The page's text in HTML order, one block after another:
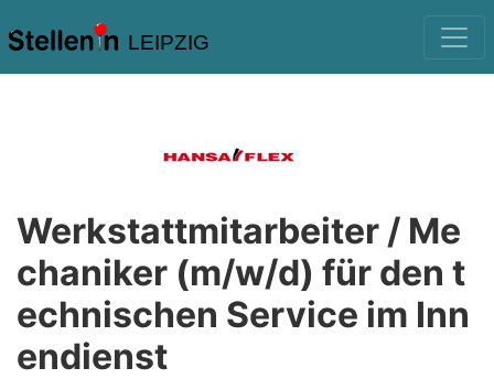
LEIPZIG
Werkstattmitarbeiter / Me
chaniker (m/w/d) für den t
echnischen Service im Inn
endienst